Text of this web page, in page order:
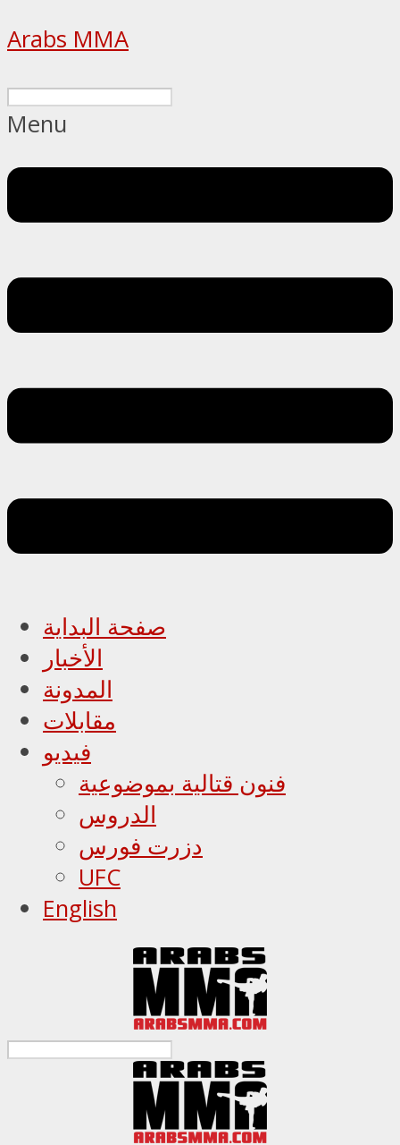
Arabs MMA
Menu
صفحة البداية
الأخبار
المدونة
مقابلات
فيديو
فنون قتالية بموضوعية
الدروس
دزرت فورس
UFC
English